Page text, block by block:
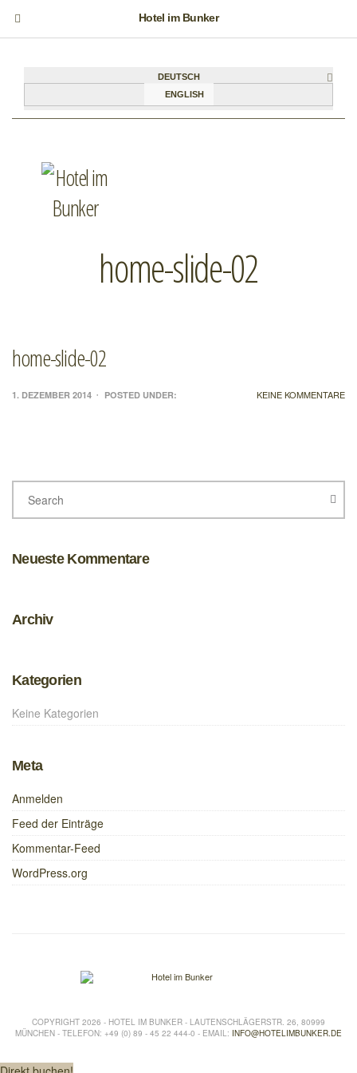
Hotel im Bunker
DEUTSCH
ENGLISH
home-slide-02
home-slide-02
1. DEZEMBER 2014 POSTED UNDER: KEINE KOMMENTARE
Neueste Kommentare
Archiv
Kategorien
Keine Kategorien
Meta
Anmelden
Feed der Einträge
Kommentar-Feed
WordPress.org
COPYRIGHT 2026 - HOTEL IM BUNKER - LAUTENSCHLÄGERSTR. 26, 80999
MÜNCHEN - TELEFON: +49 (0) 89 - 45 22 444-0 - EMAIL: INFO@HOTELIMBUNKER.DE